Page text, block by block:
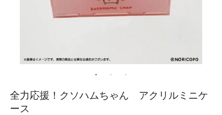
全力応援！クソハムちゃん アクリルミニケ
ース